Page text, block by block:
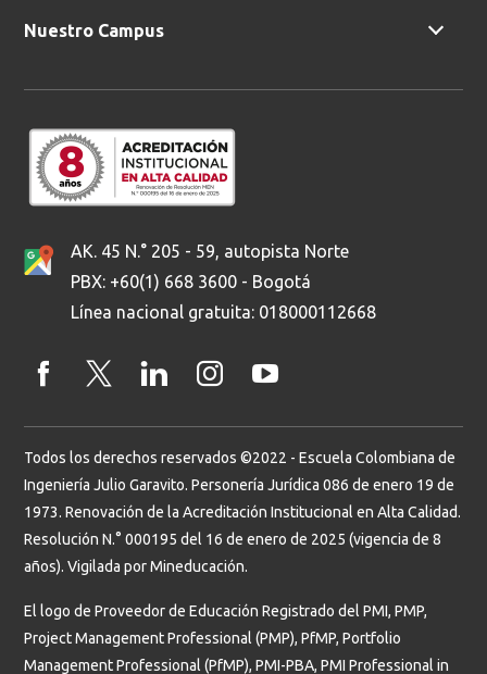
Nuestro Campus
AK. 45 N.° 205 - 59, autopista Norte
PBX: +60(1) 668 3600 - Bogotá
Línea nacional gratuita: 018000112668
Todos los derechos reservados ©2022 - Escuela Colombiana de
Ingeniería Julio Garavito. Personería Jurídica 086 de enero 19 de
1973. Renovación de la Acreditación Institucional en Alta Calidad.
Resolución N.° 000195 del 16 de enero de 2025 (vigencia de 8
años). Vigilada por Mineducación.
El logo de Proveedor de Educación Registrado del PMI, PMP,
Project Management Professional (PMP), PfMP, Portfolio
Management Professional (PfMP), PMI-PBA, PMI Professional in